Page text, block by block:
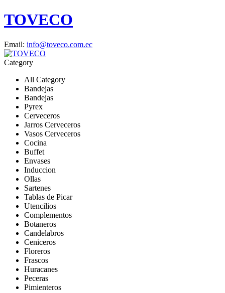
TOVECO
Email: info@toveco.com.ec
Category
All Category
Bandejas
Bandejas
Pyrex
Cerveceros
Jarros Cerveceros
Vasos Cerveceros
Cocina
Buffet
Envases
Induccion
Ollas
Sartenes
Tablas de Picar
Utencilios
Complementos
Botaneros
Candelabros
Ceniceros
Floreros
Frascos
Huracanes
Peceras
Pimienteros